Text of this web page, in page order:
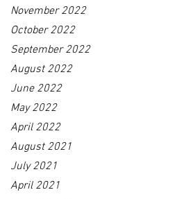
November 2022
October 2022
September 2022
August 2022
June 2022
May 2022
April 2022
August 2021
July 2021
April 2021